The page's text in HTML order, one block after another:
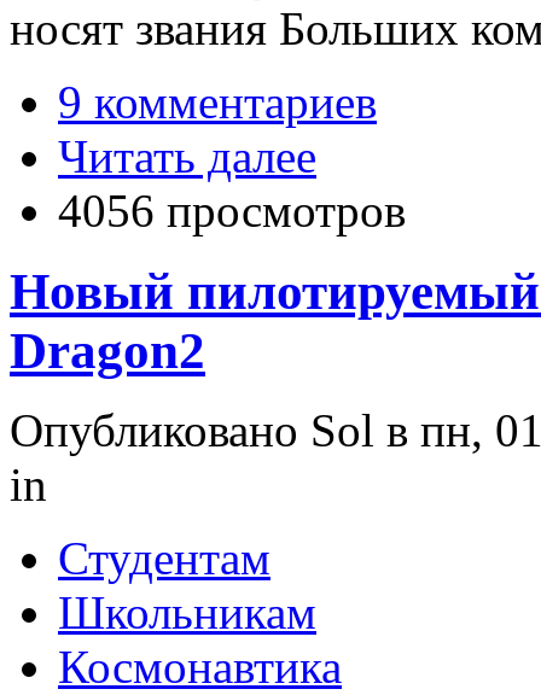
носят звания Больших
9 комментариев
Читать далее
4056 просмотров
Новый пилотируемый
Dragon2
Опубликовано Sol в пн,
in
Студентам
Школьникам
Космонавтика